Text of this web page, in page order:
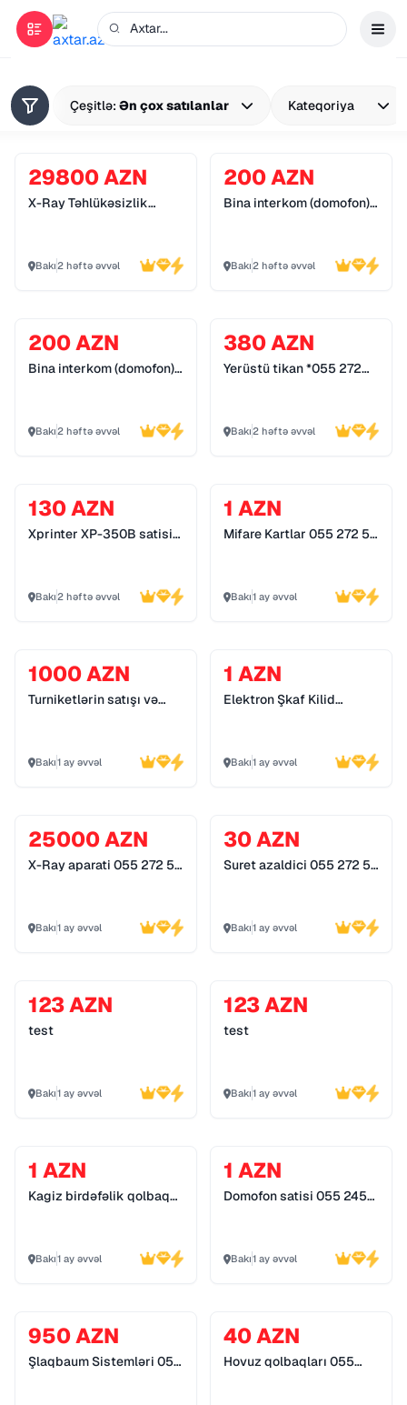
Çeşitlə: Ən çox satılanlar Kateqoriya
29800 AZN
X-Ray Təhlükəsizlik
Bakı2 həftə əvvəl
200 AZN
Bina interkom (domofon)
Bakı2 həftə əvvəl
200 AZN
Bina interkom (domofon)
Bakı2 həftə əvvəl
380 AZN
Yerüstü tikan *055 272
Bakı2 həftə əvvəl
130 AZN
Xprinter XP-350B satisi
Bakı2 həftə əvvəl
1 AZN
Mifare Kartlar 055 272 55
Bakı1 ay əvvəl
1000 AZN
Turniketlərin satışı və
Bakı1 ay əvvəl
1 AZN
Elektron Şkaf Kilid
Bakı1 ay əvvəl
25000 AZN
X-Ray aparati 055 272 55
Bakı1 ay əvvəl
30 AZN
Suret azaldici 055 272 55
Bakı1 ay əvvəl
123 AZN
test
Bakı1 ay əvvəl
123 AZN
test
Bakı1 ay əvvəl
1 AZN
Kagiz birdəfəlik qolbaq
Bakı1 ay əvvəl
1 AZN
Domofon satisi 055 245
Bakı1 ay əvvəl
950 AZN
Şlaqbaum Sistemləri 055
40 AZN
Hovuz qolbaqları 055